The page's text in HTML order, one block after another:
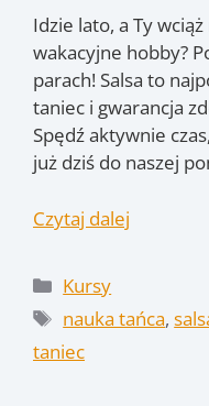
Idzie lato, a Ty
wakacyjne hobby?
parach! Salsa to
taniec i gwarancja
Spędź aktywnie
już dziś do naszej
Czytaj dalej
Kategorie
Kursy
Tagi
nauka tańca,
taniec